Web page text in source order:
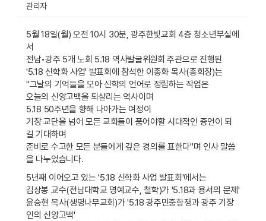
관리자
5월 18일(월) 오전 10시 30분, 광주한빛교회 4층 청소년부실에
서
전남•광주 5개 노회 5.18 역사발굴위원회 주관으로 진행된
'5.18 신학화 사업' 발표회에 참석한 이종화 목사(총회장)는
"그날의 기억들을 모아 신학의 언어로 정립하는 작업은
오늘의 신앙고백을 되살리는 역사이며
5.18 50주년을 향해 나아가는 여정이
기장 교단을 넘어 모든 교회들이 품어야할 시대적인 증언이 되
길 기대하며
준비로 수고한 모든 분들에게 깊은 경의를 표한다"며 인사 말씀
을 나누었습니다.
5년째 이어오고 있는 '5.18 신학화 사업 발표회'에서는
김상봉 교수(전남대학교 명예교수, 철학)가 '5.18과 용서의 문제'
윤승현 목사(생명나무교회)가 '5.18 광주민중항쟁과 광주 기장
인의 신앙고백'